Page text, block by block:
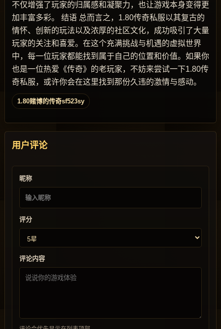
不仅增强了玩家的归属感和凝聚力，也让游戏本身变得更
加丰富多彩。 结语 总而言之，1.80传奇私服以其复古的
情怀、创新的玩法以及浓厚的社区文化，成功吸引了大量
玩家的关注和喜爱。在这个充满挑战与机遇的虚拟世界
中，每一位玩家都能找到属于自己的位置和价值。如果你
也是一位热爱《传奇》的老玩家，不妨来尝试一下1.80传
奇私服，或许你会在这里找到那份久违的激情与感动。
1.80赌博的传奇sf523sy
用户评论
昵称
评分
评论内容